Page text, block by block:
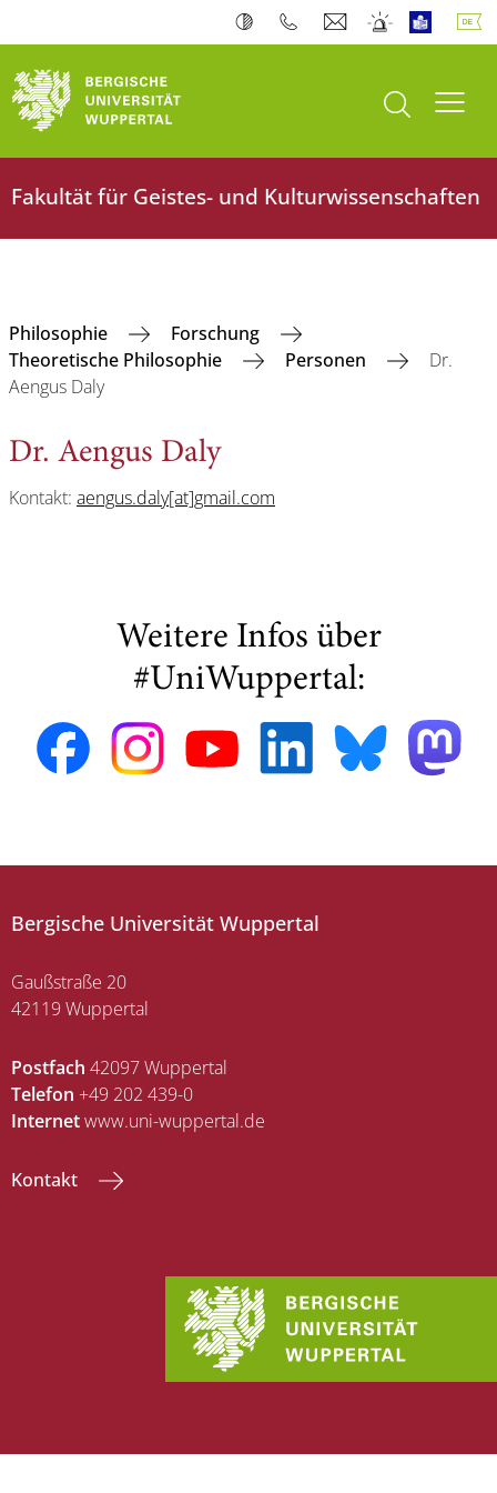
Suche öffnen
Fakultät für Geistes- und Kulturwissenschaften
Philosophie
Forschung
Theoretische Philosophie
Personen
Dr.
Aengus Daly
Dr. Aengus Daly
Kontakt: aengus.daly[at]gmail.com
Weitere Infos über
#UniWuppertal:
Bergische Universität Wuppertal
Gaußstraße 20
42119 Wuppertal
Postfach 42097 Wuppertal
Telefon +49 202 439-0
Internetwww.uni-wuppertal.de
Kontakt